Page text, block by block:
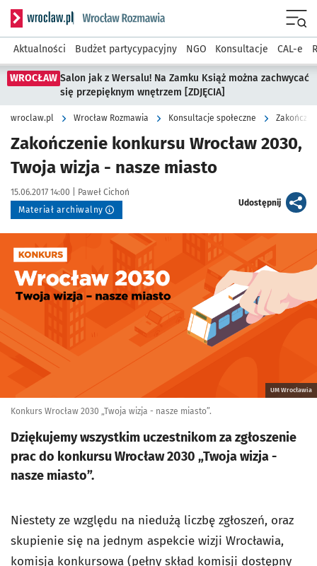
Serwis informacyjny wroclaw.pl podserwis: Rozmawia
Aktualności Budżet partycypacyjny NGO Konsultacje CAL-e
WROCŁAW Salon jak z Wersalu! Na Zamku Książ można zachwycać
się przepięknym wnętrzem [ZDJĘCIA]
wroclaw.pl Wrocław Rozmawia Konsultacje społeczne
Zakończenie konkursu Wrocław 2030,
Twoja wizja - nasze miasto
Data publikacji:
15.06.2017 14:00 | Autor:
Paweł Cichoń
Materiał archiwalny
Udostępnijartykuł
Kliknij, aby powiększyć
UM Wrocławia
Konkurs Wrocław 2030 „Twoja wizja - nasze miasto”.
Dziękujemy wszystkim uczestnikom za zgłoszenie
prac do konkursu Wrocław 2030 „Twoja wizja -
nasze miasto”.
Niestety ze względu na niedużą liczbę zgłoszeń, oraz
skupienie się na jednym aspekcie wizji Wrocławia,
komisja konkursowa (pełny skład komisji dostępny